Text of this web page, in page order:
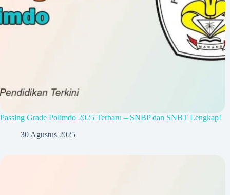
Passing Grade Polimdo 2025 Terbaru – SNBP dan SNBT Lengkap!
30 Agustus 2025